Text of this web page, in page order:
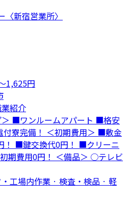
新宿営業所〉
1,625円
紹介
＞ ■ワンルームアパート ■格安
寮完備！ ＜初期費用＞ ■敷金
！ ■鍵交換代0円！ ■クリーニ
期費用0円！ ＜備品＞ ○テレビ
工場内作業 · 検査・検品 · 軽